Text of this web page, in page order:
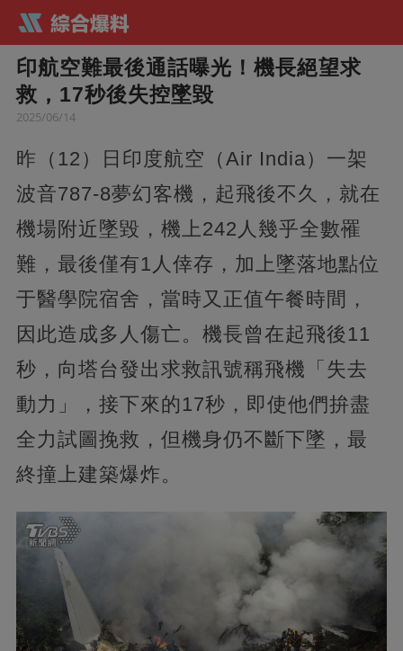
印航空難最後通話曝光！機長絕望求
救，17秒後失控墜毀
2025/06/14
昨（12）日印度航空（Air India）一架
波音787-8夢幻客機，起飛後不久，就在
機場附近墜毀，機上242人幾乎全數罹
難，最後僅有1人倖存，加上墜落地點位
于醫學院宿舍，當時又正值午餐時間，
因此造成多人傷亡。機長曾在起飛後11
秒，向塔台發出求救訊號稱飛機「失去
動力」，接下來的17秒，即使他們拚盡
全力試圖挽救，但機身仍不斷下墜，最
終撞上建築爆炸。